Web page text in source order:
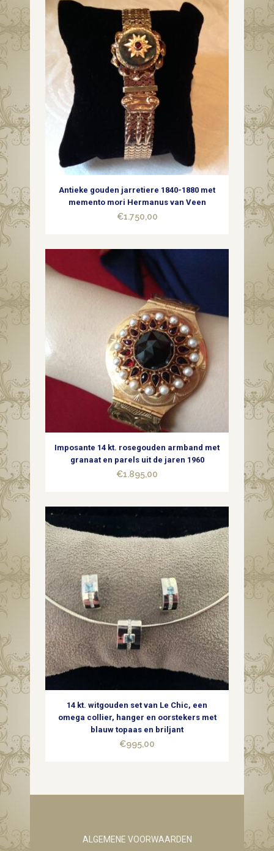
Antieke gouden jarretiere 1840-1880 met
memento mori Hermanus van Veen
€1.750,00
Imposante 14 kt. rosegouden armband met
granaat en parels uit de jaren 1960
€1.895,00
14 kt. witgouden set van Le Chic, een
omega collier, hanger en oorstekers met
blauw topaas en briljant
€995,00
ALGEMENE VOORWAARDEN